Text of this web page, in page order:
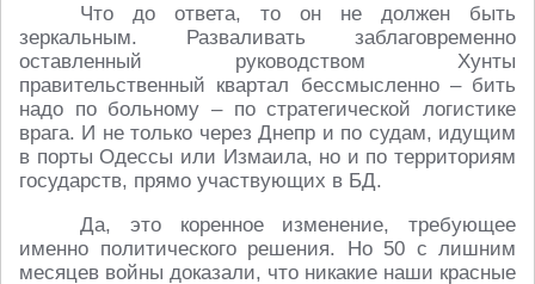
Что до ответа, то он не должен быть
зеркальным. Разваливать заблаговременно
оставленный руководством Хунты
правительственный квартал бессмысленно – бить
надо по больному – по стратегической логистике
врага. И не только через Днепр и по судам, идущим
в порты Одессы или Измаила, но и по территориям
государств, прямо участвующих в БД.
Да, это коренное изменение, требующее
именно политического решения. Но 50 с лишним
месяцев войны доказали, что никакие наши красные